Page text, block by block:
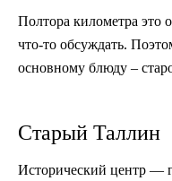
Полтора километра это
что-то обсуждать.
основному блюду –
Старый Таллин
Исторический центр —